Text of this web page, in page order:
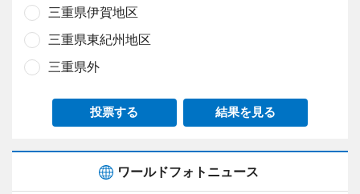
三重県伊賀地区
三重県東紀州地区
三重県外
投票する 結果を見る
ワールドフォトニュース